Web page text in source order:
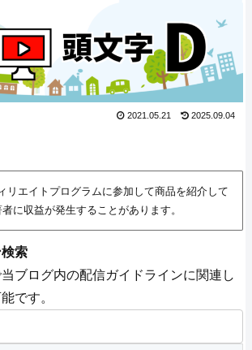
2021.05.21 2025.09.04
リエイトプログラムに参加して商品を紹介して
に収益が発生することがあります。
索
ブログ内の配信ガイドラインに関連し
です。